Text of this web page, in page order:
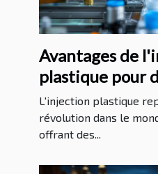
Avantages de
plastique pour
industriels
L'injection plastique
révolution dans le
offrant des...